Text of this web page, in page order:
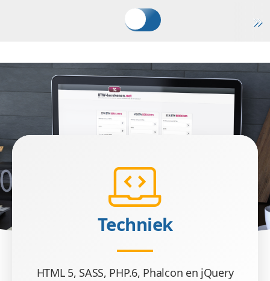
Techniek
HTML 5, SASS, PHP.6, Phalcon en jQuery